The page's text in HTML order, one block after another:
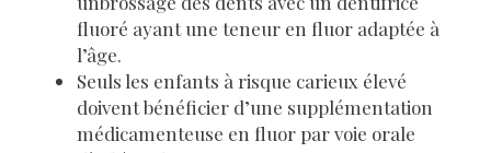
fluoré ayant une teneur en fluor adaptée à
l’âge.
Seuls les enfants à risque carieux élevé
doivent bénéficier d’une supplémentation
médicamenteuse en fluor par voie orale